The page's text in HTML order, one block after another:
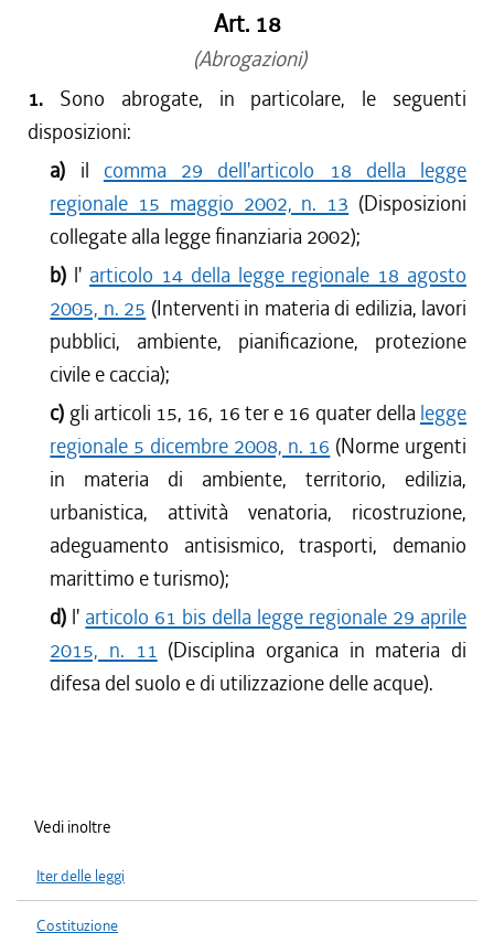
Art. 18
(Abrogazioni)
1. Sono abrogate, in particolare, le seguenti
disposizioni:
a) il comma 29 dell'articolo 18 della legge
regionale 15 maggio 2002, n. 13 (Disposizioni
collegate alla legge finanziaria 2002);
b) l' articolo 14 della legge regionale 18 agosto
2005, n. 25 (Interventi in materia di edilizia, lavori
pubblici, ambiente, pianificazione, protezione
civile e caccia);
c) gli articoli 15, 16, 16 ter e 16 quater della legge
regionale 5 dicembre 2008, n. 16 (Norme urgenti
in materia di ambiente, territorio, edilizia,
urbanistica, attività venatoria, ricostruzione,
adeguamento antisismico, trasporti, demanio
marittimo e turismo);
d) l' articolo 61 bis della legge regionale 29 aprile
2015, n. 11 (Disciplina organica in materia di
difesa del suolo e di utilizzazione delle acque).
Vedi inoltre
Iter delle leggi
Costituzione